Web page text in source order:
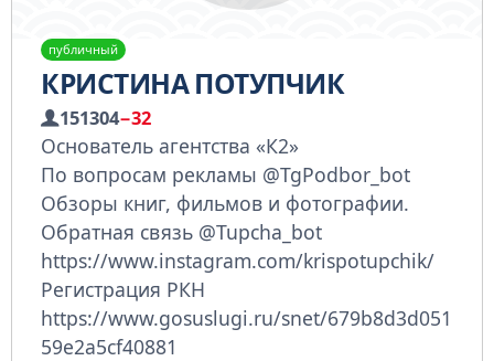
публичный
КРИСТИНА ПОТУПЧИК
151304−32
Основатель агентства «К2»
По вопросам рекламы @TgPodbor_bot
Обзоры книг, фильмов и фотографии.
Обратная связь @Tupcha_bot
https://www.instagram.com/krispotupchik/
Регистрация РКН
https://www.gosuslugi.ru/snet/679b8d3d051
59e2a5cf40881